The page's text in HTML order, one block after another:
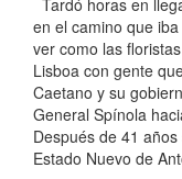
Tardó horas en
en el camino que
ver como las
Lisboa con gente
Caetano y su
General Spínola
Después de 41
Estado Nuevo de